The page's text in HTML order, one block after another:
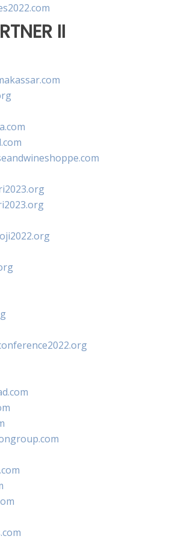
II